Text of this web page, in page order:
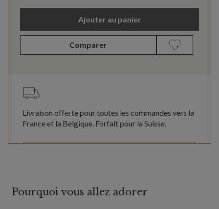
Ajouter au panier
Comparer
Livraison offerte pour toutes les commandes vers la
France et la Belgique. Forfait pour la Suisse.
Pourquoi vous allez adorer